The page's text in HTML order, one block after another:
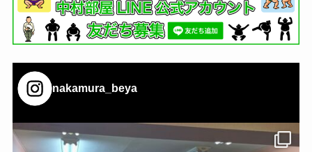
nakamura_beya